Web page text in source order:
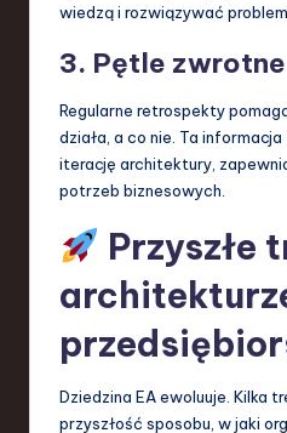
wiedzą i rozwiązywać
3. Pętle zwrotne
Regularne retrospekty
działa, a co nie. Ta
iterację architektury,
potrzeb biznesowych.
Przyszłe
Dziedzina EA ewoluuje. Kilka
przyszłość sposobu, w jaki